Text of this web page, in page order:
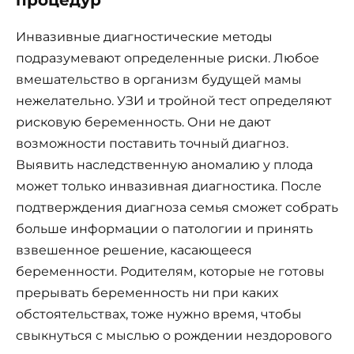
Инвазивные диагностические методы
подразумевают определенные риски. Любое
вмешательство в организм будущей мамы
нежелательно. УЗИ и тройной тест определяют
рисковую беременность. Они не дают
возможности поставить точный диагноз.
Выявить наследственную аномалию у плода
может только инвазивная диагностика. После
подтверждения диагноза семья сможет собрать
больше информации о патологии и принять
взвешенное решение, касающееся
беременности. Родителям, которые не готовы
прерывать беременность ни при каких
обстоятельствах, тоже нужно время, чтобы
свыкнуться с мыслью о рождении нездорового